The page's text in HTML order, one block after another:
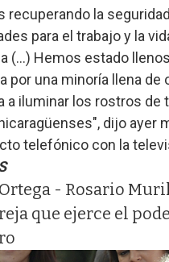
recuperando la
para el trabajo y la
(...) Hemos estado
por una minoría llena de
a iluminar los rostros de
dijo ayer
telefónico con la
- Rosario
que ejerce el